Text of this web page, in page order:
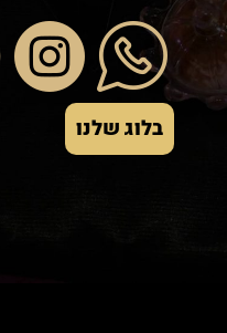
בלוג שלנו